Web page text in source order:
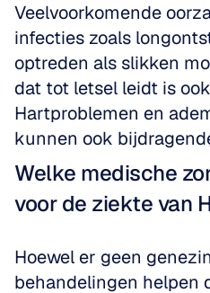
Veelvoorkomende
infecties zoals
optreden als slikken
dat tot letsel leidt is
Hartproblemen en
kunnen ook
Welke medische
voor de ziekte van
Hoewel er geen
behandelingen helpen